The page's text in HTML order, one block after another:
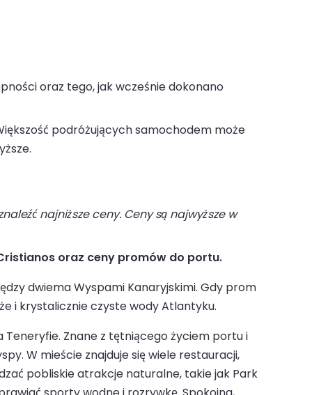
oraz tego, jak wcześnie dokonano
podróżujących samochodem może
najniższe ceny. Ceny są najwyższe w
oraz ceny promów do portu.
dwiema Wyspami Kanaryjskimi. Gdy prom
i krystalicznie czyste wody Atlantyku.
Znane z tętniącego życiem portu i
W mieście znajduje się wiele restauracji,
pobliskie atrakcje naturalne, takie jak Park